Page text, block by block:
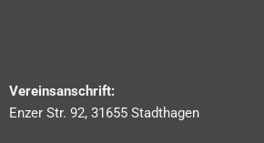
Vereinsanschrift:
Enzer Str. 92, 31655 Stadthagen